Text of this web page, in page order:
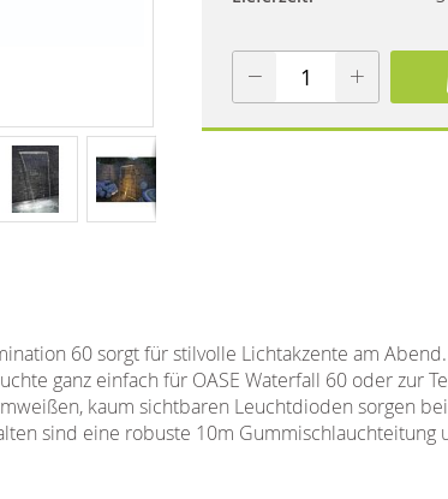
60 sorgt für stilvolle Lichtakzente am
ganz einfach für OASE Waterfall 60 oder zur
kaum sichtbaren Leuchtdioden sorgen
sind eine robuste 10m Gummischlauchteitung